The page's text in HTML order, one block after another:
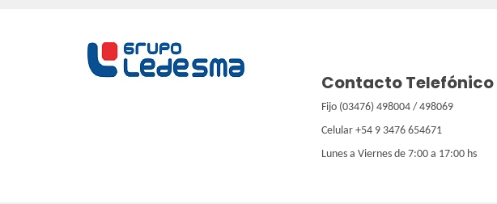
Contacto Telefónico
Fijo (03476) 498004 / 498069
Celular +54 9 3476 654671
Lunes a Viernes de 7:00 a 17:00 hs